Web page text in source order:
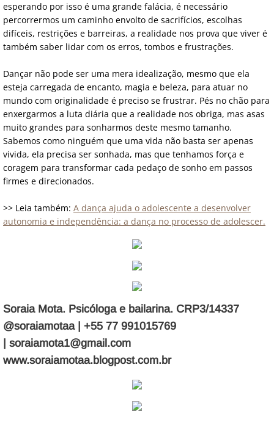
esperando por isso é uma grande falácia, é necessário
percorrermos um caminho envolto de sacrifícios, escolhas
difíceis, restrições e barreiras, a realidade nos prova que viver é
também saber lidar com os erros, tombos e frustrações.
Dançar não pode ser uma mera idealização, mesmo que ela
esteja carregada de encanto, magia e beleza, para atuar no
mundo com originalidade é preciso se frustrar. Pés no chão para
enxergarmos a luta diária que a realidade nos obriga, mas asas
muito grandes para sonharmos deste mesmo tamanho.
Sabemos como ninguém que uma vida não basta ser apenas
vivida, ela precisa ser sonhada, mas que tenhamos força e
coragem para transformar cada pedaço de sonho em passos
firmes e direcionados.
>> Leia também: A dança ajuda o adolescente a desenvolver
autonomia e independência: a dança no processo de adolescer.
Soraia Mota. Psicóloga e bailarina. CRP3/14337
@soraiamotaa | +55 77 991015769
| soraiamota1@gmail.com
www.soraiamotaa.blogpost.com.br